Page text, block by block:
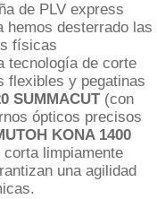
de PLV express
hemos desterrado las
físicas
tecnología de corte
flexibles y pegatinas
SUMMACUT(con
ópticos precisos
KONA 1400
limpiamente
una agilidad